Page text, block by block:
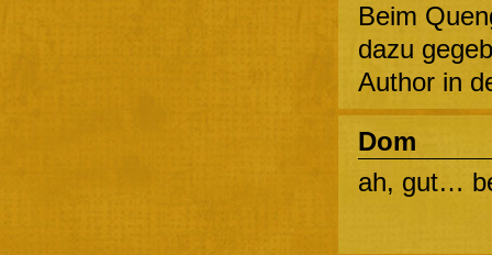
Beim
dazu
Author in
Dom
ah, gut…